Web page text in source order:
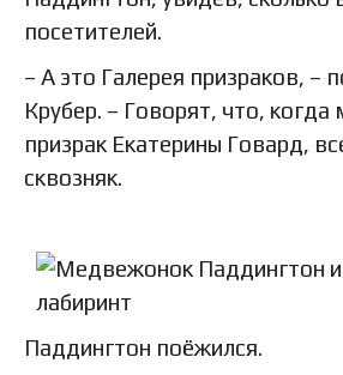
посетителей.
– А это Галерея призраков, –
Крубер. – Говорят, что,
призрак Екатерины Говард,
сквозняк.
Паддингтон поёжился.